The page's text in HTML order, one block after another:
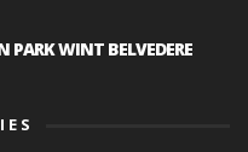
WINT BELVEDERE